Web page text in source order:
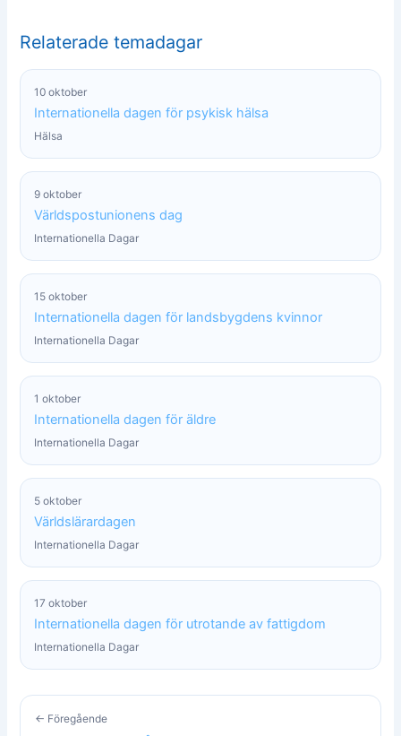
Relaterade temadagar
10 oktober
Internationella dagen för psykisk hälsa
Hälsa
9 oktober
Världspostunionens dag
Internationella Dagar
15 oktober
Internationella dagen för landsbygdens kvinnor
Internationella Dagar
1 oktober
Internationella dagen för äldre
Internationella Dagar
5 oktober
Världslärardagen
Internationella Dagar
17 oktober
Internationella dagen för utrotande av fattigdom
Internationella Dagar
← Föregående